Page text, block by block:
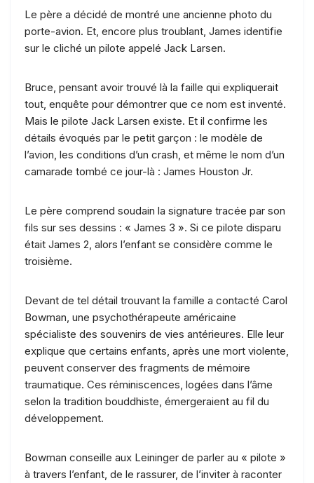
Le père a décidé de montré une ancienne photo du
porte-avion. Et, encore plus troublant, James identifie
sur le cliché un pilote appelé Jack Larsen.
Bruce, pensant avoir trouvé là la faille qui expliquerait
tout, enquête pour démontrer que ce nom est inventé.
Mais le pilote Jack Larsen existe. Et il confirme les
détails évoqués par le petit garçon : le modèle de
l’avion, les conditions d’un crash, et même le nom d’un
camarade tombé ce jour-là : James Houston Jr.
Le père comprend soudain la signature tracée par son
fils sur ses dessins : « James 3 ». Si ce pilote disparu
était James 2, alors l’enfant se considère comme le
troisième.
Devant de tel détail trouvant la famille a contacté Carol
Bowman, une psychothérapeute américaine
spécialiste des souvenirs de vies antérieures. Elle leur
explique que certains enfants, après une mort violente,
peuvent conserver des fragments de mémoire
traumatique. Ces réminiscences, logées dans l’âme
selon la tradition bouddhiste, émergeraient au fil du
développement.
Bowman conseille aux Leininger de parler au « pilote »
à travers l’enfant, de le rassurer, de l’inviter à raconter